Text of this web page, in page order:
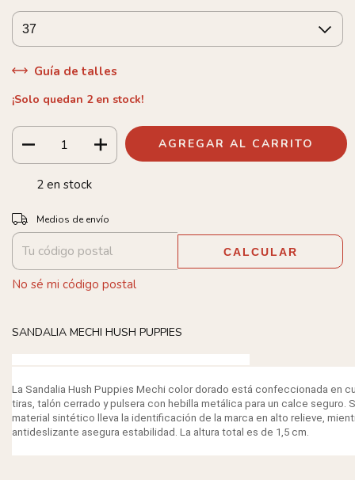
Guía de talles
¡Solo quedan 2en stock!
2 en stock
Entregas para el CP:
Medios de envío
CALCULAR
No sé mi código postal
SANDALIA MECHI HUSH PUPPIES
La Sandalia Hush Puppies Mechi color dorado está confeccionada en
tiras, talón cerrado y pulsera con hebilla metálica para un calce seguro.
material sintético lleva la identificación de la marca en alto relieve,
antideslizante asegura estabilidad. La altura total es de 1,5 cm.